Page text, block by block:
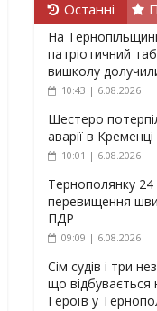
Останні
На
патріотичний
вишколу
10:43 | 6.08.2026
Шестеро
аварії в Кременці
10:01 | 6.08.2026
Тернополянку
перевищення
ПДР
09:09 | 6.08.2026
Сім судів і три
що
Героїв у